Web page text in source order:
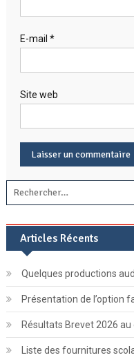
E-mail *
Site web
Articles Récents
Quelques productions
Présentation de l’option
Résultats Brevet 2026 au
Liste des fournitures